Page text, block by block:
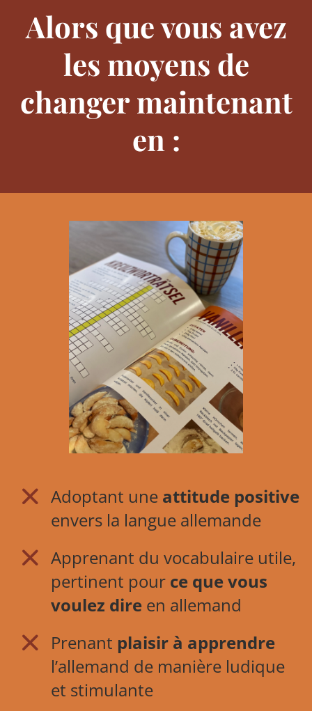
Alors que vous avez
les moyens de
changer maintenant
en :
Adoptant une attitude positive
envers la langue allemande
Apprenant du vocabulaire utile,
pertinent pour ce que vous
voulez direen allemand
Prenant plaisir à apprendre
l’allemand de manière ludique
et stimulante